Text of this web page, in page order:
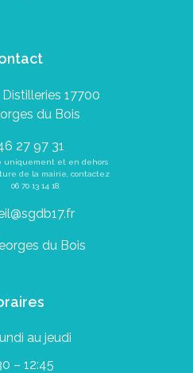
17700
du Bois
27 97 31
uniquement et en dehors
de la mairie, contactez
06 70 13 14 18
du Bois
au jeudi
– 12:45